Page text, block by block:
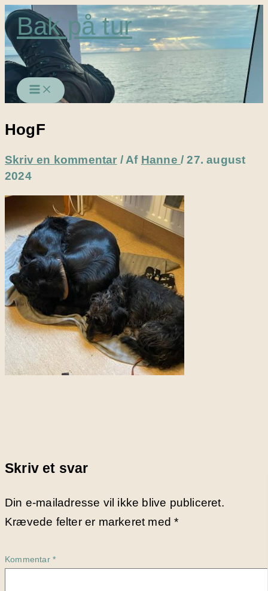
Gå
til
indholdet
Bak på tur
HogF
Skriv en kommentar / Af Hanne/27. august
2024
Skriv et svar
Din e-mailadresse vil ikke blive publiceret.
Krævede felter er markeret med*
Kommentar *